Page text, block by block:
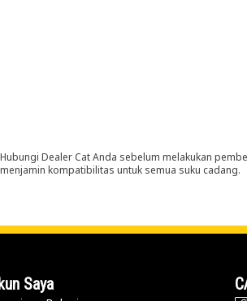
Dealer Cat Anda sebelum melakukan
kompatibilitas untuk semua suku cadang.
Saya